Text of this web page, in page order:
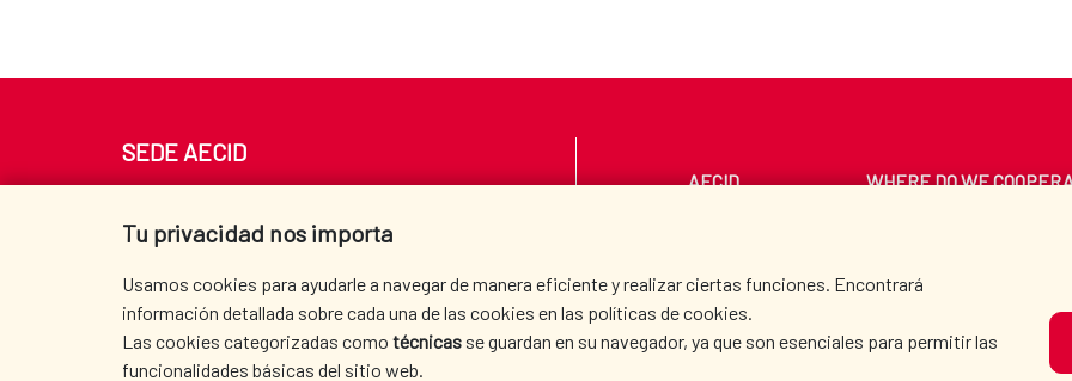
Tu privacidad nos importa
Usamos cookies para ayudarle a navegar de manera eficiente y realizar ciertas funciones. Encontrará
información detallada sobre cada una de las cookies en las políticas de cookies.
Las cookies categorizadas como técnicas se guardan en su navegador, ya que son esenciales para permitir las
funcionalidades básicas del sitio web.
SEDE AECID
Tel. +34 900 20 30 54​​​​​​​
AECID WHERE DO WE
PRESS ROOM CULTURE AND